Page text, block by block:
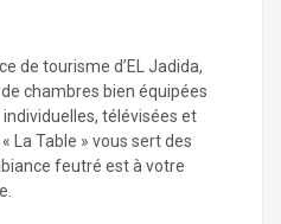
de tourisme d’EL Jadida,
chambres bien équipées
télévisées et
La Table » vous sert des
feutré est à votre